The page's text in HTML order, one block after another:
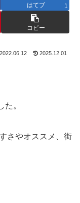
はてブ 1
コピー
2022.06.12 2025.12.01
た。
さやオススメ、街